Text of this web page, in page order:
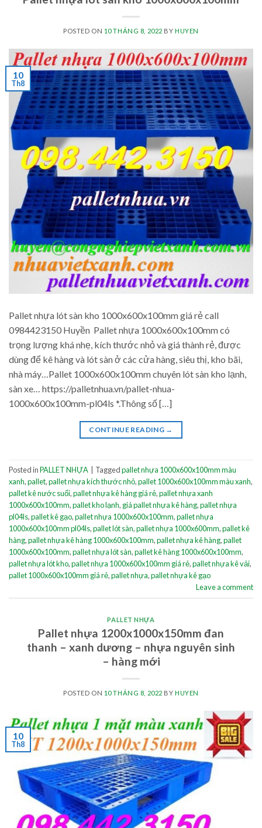
POSTED ON 10 THÁNG 8, 2022 BY HUYEN
10
Th8
Pallet nhựa lót sàn kho 1000x600x100mm giá rẻ call
0984423150 Huyền Pallet nhựa 1000x600x100mm có
trọng lượng khá nhẹ, kích thước nhỏ và giá thành rẻ, được
dùng để kê hàng và lót sàn ở các cửa hàng, siêu thị, kho bãi,
nhà máy…Pallet 1000x600x100mm chuyên lót sàn kho lạnh,
sàn xe… https://palletnhua.vn/pallet-nhua-
1000x600x100mm-pl04ls *.Thông số […]
CONTINUE READING →
Posted inPALLET NHỰA Taggedpallet nhựa 1000x600x100mm màu
xanh,pallet,pallet nhựa kích thước nhỏ,pallet 1000x600x100mm màu xanh,
pallet kê nước suối,pallet nhựa kê hàng giá rẻ,pallet nhựa xanh
1000x600x100mm,pallet kho lạnh, giá pallet nhựa kê hàng,pallet nhựa
pl04ls,pallet kê gạo,pallet nhựa 1000x600x100mm,pallet nhựa
1000x600x100mm pl04ls,pallet lót sàn,pallet nhựa 1000x600mm,pallet kê
hàng,pallet nhựa kê hàng 1000x600x100mm,pallet nhựa kê hàng,pallet
1000x600x100mm,pallet nhựa lót sàn,pallet kê hàng 1000x600x100mm,
pallet nhựa lót kho,pallet nhựa 1000x600x100mm giá rẻ,pallet nhựa kê vải,
pallet 1000x600x100mm giá rẻ,pallet nhựa,pallet nhựa kê gạo
Leave a comment
PALLET NHỰA
Pallet nhựa 1200x1000x150mm đan
thanh – xanh dương – nhựa nguyên sinh
– hàng mới
POSTED ON 10 THÁNG 8, 2022 BY HUYEN
10
Th8